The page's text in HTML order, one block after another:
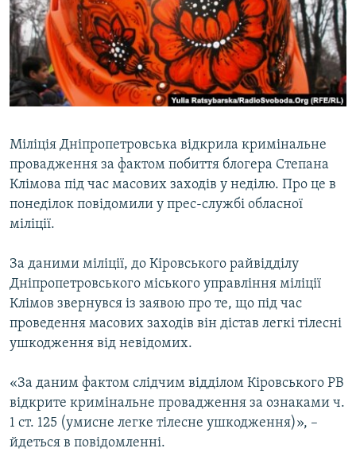
ДЕПОРТАЦІЯ
ВІДЕОУРОКИ «ELIFBE»
СВІДЧЕННЯ ОКУПАЦІЇ
УКРАЇНСЬКА ПРОБЛЕМА КРИМУ
ЯК ОБІЙТИ БЛОКУВАННЯ
Русский
Qırımtatar
Усі сайти RFE/RL
Міліція Дніпропетровська відкрила кримінальне
провадження за фактом побиття блогера Степана
Клімова під час масових заходів у неділю. Про це в
понеділок повідомили у прес-службі обласної
міліції.
За даними міліції, до Кіровського райвідділу
Дніпропетровського міського управління міліції
Клімов звернувся із заявою про те, що під час
проведення масових заходів він дістав легкі тілесні
ушкодження від невідомих.
«За даним фактом слідчим відділом Кіровського РВ
відкрите кримінальне провадження за ознаками ч.
1 ст. 125 (умисне легке тілесне ушкодження)», –
йдеться в повідомленні.